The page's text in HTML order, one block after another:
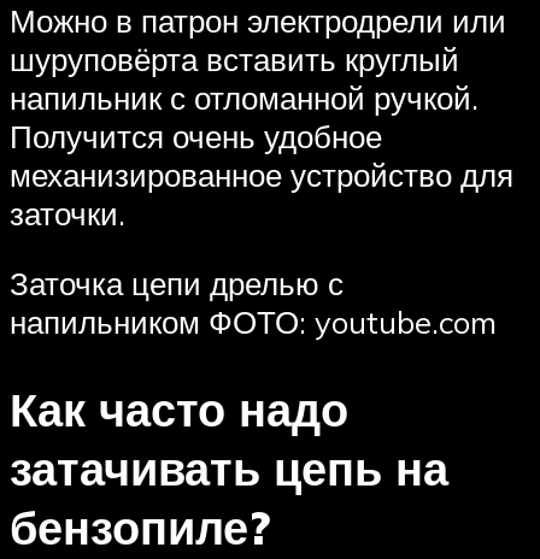
Можно в патрон электродрели или
шуруповёрта вставить круглый
напильник с отломанной ручкой.
Получится очень удобное
механизированное устройство для
заточки.
Заточка цепи дрелью с
напильником ФОТО: youtube.com
Как часто надо
затачивать цепь на
бензопиле?